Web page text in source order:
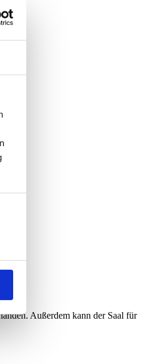
Außerdem kann der Saal für